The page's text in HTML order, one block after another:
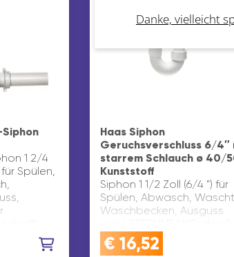
Siphon
1 2/4
Spülen,
im
Haas Siphon
Geruchsverschluss 6/4″
starrem Schlauch ø 40/
Kunststoff
Siphon 1 1/2 Zoll (6/4 ") für
Spülen, Abwasch,
Waschbecken, Ausguss
komplett inkl. aller
und
€ 16,52
Danke, vielleicht